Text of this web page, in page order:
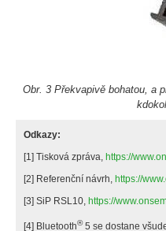
Obr. 3 Překvapivě bohatou, a
Odkazy:
[1] Tisková zpráva, https://
[2] Referenční návrh, https://
[3] SiP RSL10, https://
[4] Bluetooth®5 se dostane